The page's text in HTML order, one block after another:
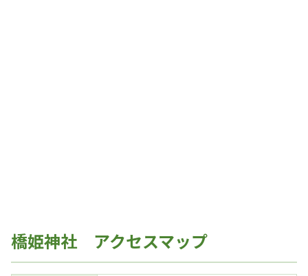
橋姫神社 アクセスマップ